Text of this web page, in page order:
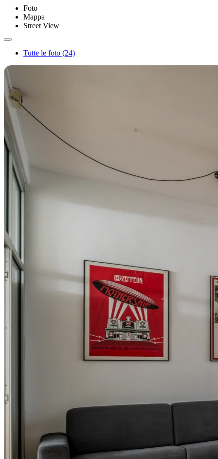
Foto
Mappa
Street View
Tutte le foto (24)